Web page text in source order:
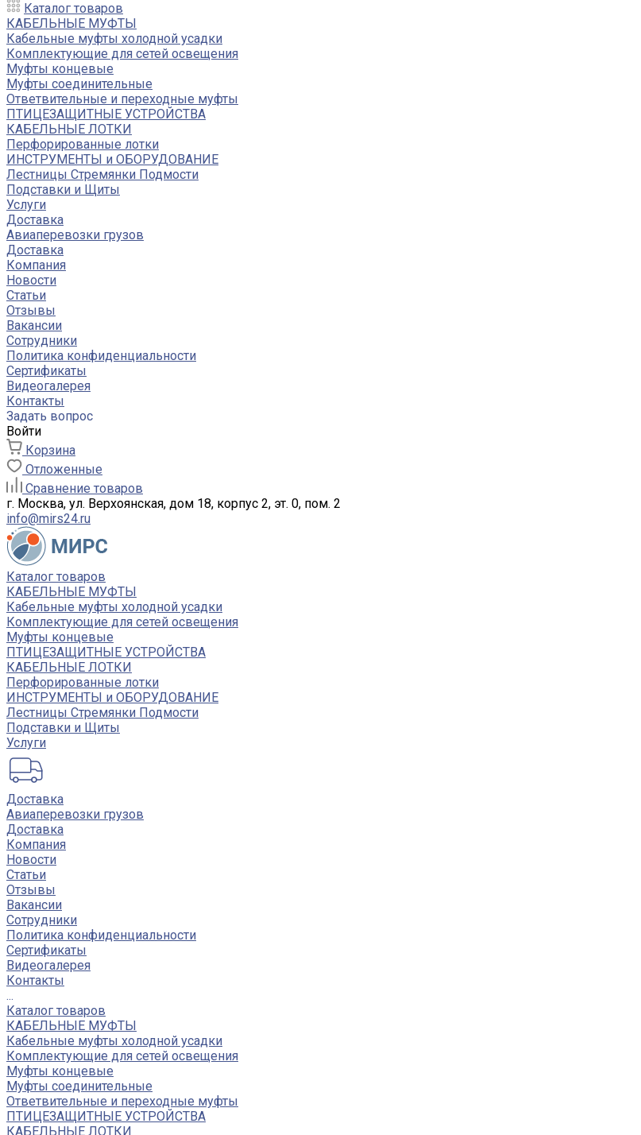
Каталог товаров
КАБЕЛЬНЫЕ МУФТЫ
Кабельные муфты холодной усадки
Комплектующие для сетей освещения
Муфты концевые
Муфты соединительные
Ответвительные и переходные муфты
ПТИЦЕЗАЩИТНЫЕ УСТРОЙСТВА
КАБЕЛЬНЫЕ ЛОТКИ
Перфорированные лотки
ИНСТРУМЕНТЫ и ОБОРУДОВАНИЕ
Лестницы Стремянки Подмости
Подставки и Щиты
Услуги
Доставка
Авиаперевозки грузов
Доставка
Компания
Новости
Статьи
Отзывы
Вакансии
Сотрудники
Политика конфиденциальности
Сертификаты
Видеогалерея
Контакты
Задать вопрос
Войти
Корзина
Отложенные
Сравнение товаров
г. Москва, ул. Верхоянская, дом 18, корпус 2, эт. 0, пом. 2
info@mirs24.ru
Каталог товаров
КАБЕЛЬНЫЕ МУФТЫ
Кабельные муфты холодной усадки
Комплектующие для сетей освещения
Муфты концевые
ПТИЦЕЗАЩИТНЫЕ УСТРОЙСТВА
КАБЕЛЬНЫЕ ЛОТКИ
Перфорированные лотки
ИНСТРУМЕНТЫ и ОБОРУДОВАНИЕ
Лестницы Стремянки Подмости
Подставки и Щиты
Услуги
Доставка
Авиаперевозки грузов
Доставка
Компания
Новости
Статьи
Отзывы
Вакансии
Сотрудники
Политика конфиденциальности
Сертификаты
Видеогалерея
Контакты
...
Каталог товаров
КАБЕЛЬНЫЕ МУФТЫ
Кабельные муфты холодной усадки
Комплектующие для сетей освещения
Муфты концевые
Муфты соединительные
Ответвительные и переходные муфты
ПТИЦЕЗАЩИТНЫЕ УСТРОЙСТВА
КАБЕЛЬНЫЕ ЛОТКИ